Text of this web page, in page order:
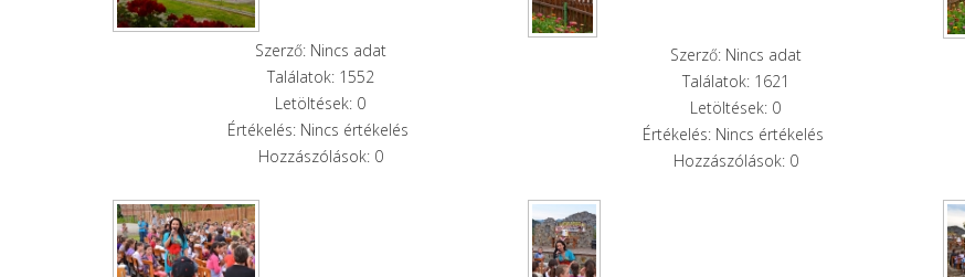
Szerző: Nincs adat
Találatok: 1552
Letöltések: 0
Értékelés: Nincs értékelés
Hozzászólások: 0
Szerző: Nincs adat
Találatok: 1621
Letöltések: 0
Értékelés: Nincs értékelés
Hozzászólások: 0